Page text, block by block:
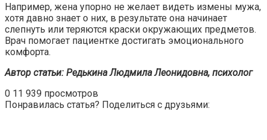
Например, жена упорно не желает видеть измены мужа,
хотя давно знает о них, в результате она начинает
слепнуть или теряются краски окружающих предметов.
Врач помогает пациентке достигать эмоционального
комфорта.
Автор статьи: Редькина Людмила Леонидовна, психолог
0 11 939 просмотров
Понравилась статья? Поделиться с друзьями: